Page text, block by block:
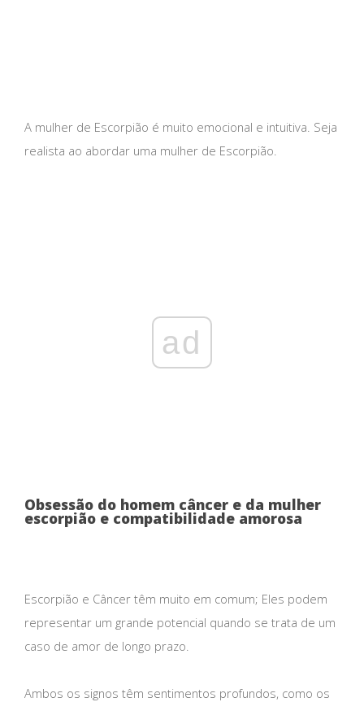
A mulher de Escorpião é muito emocional e intuitiva. Seja
realista ao abordar uma mulher de Escorpião.
ad
Obsessão do homem câncer e da mulher
escorpião e compatibilidade amorosa
Escorpião e Câncer têm muito em comum; Eles podem
representar um grande potencial quando se trata de um
caso de amor de longo prazo.
Ambos os signos têm sentimentos profundos, como os